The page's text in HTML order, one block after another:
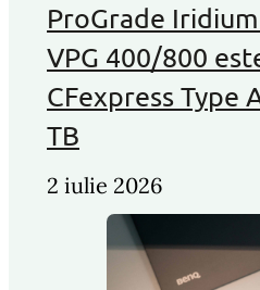
ProGrade
VPG 400/800
CFexpress Type
TB
2 iulie 2026